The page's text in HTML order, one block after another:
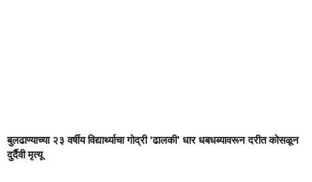
बुलढाण्याच्या २३ वर्षीय विद्यार्थ्याचा गोद्री ‘ढालकी’ धार धबधब्यावरून दरीत कोसळून
दुर्दैवी मृत्यू